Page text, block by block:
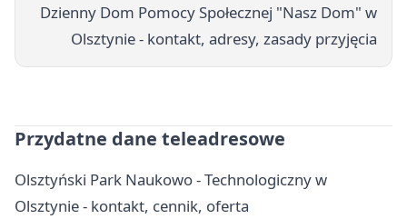
Dzienny Dom Pomocy Społecznej "Nasz Dom" w
Olsztynie - kontakt, adresy, zasady przyjęcia
Przydatne dane teleadresowe
Olsztyński Park Naukowo - Technologiczny w
Olsztynie - kontakt, cennik, oferta